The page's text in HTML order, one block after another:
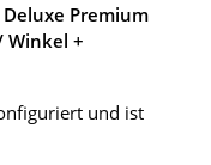
Premium
Winkel +
und ist